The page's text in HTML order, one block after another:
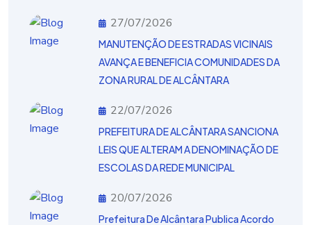
27/07/2026
MANUTENÇÃO DE ESTRADAS VICINAIS
AVANÇA E BENEFICIA COMUNIDADES DA
ZONA RURAL DE ALCÂNTARA
22/07/2026
PREFEITURA DE ALCÂNTARA SANCIONA
LEIS QUE ALTERAM A DENOMINAÇÃO DE
ESCOLAS DA REDE MUNICIPAL
20/07/2026
Prefeitura De Alcântara Publica Acordo